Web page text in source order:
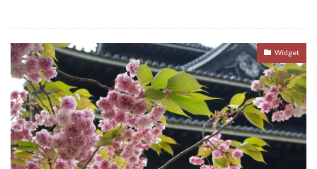
Widget